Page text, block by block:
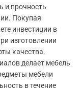
и прочность
Покупая
инвестиции в
изготовлении
качества.
делает мебель
мебели
в течение